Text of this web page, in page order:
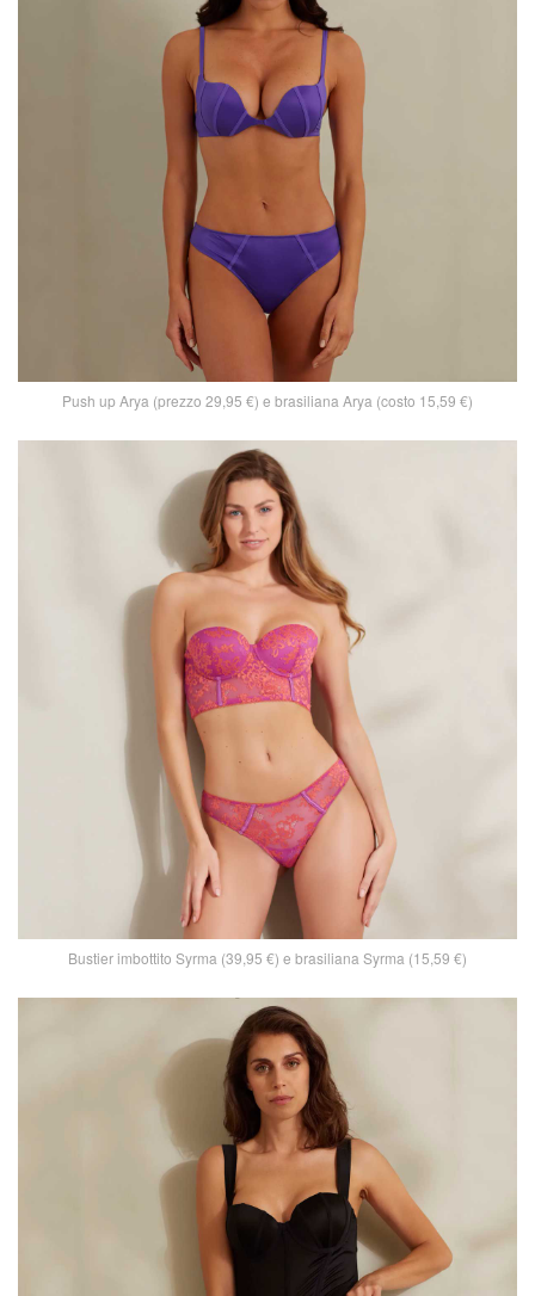
Push up Arya (prezzo 29,95 €) e brasiliana Arya (costo 15,59 €)
Bustier imbottito Syrma (39,95 €) e brasiliana Syrma (15,59 €)